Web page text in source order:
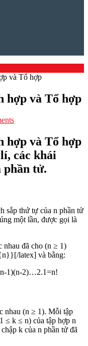
và Tổ hợp
hợp và Tổ hợp
hợp và Tổ hợp
các khái
phần tử.
sắp thứ tự của n phần tử
một lần, được gọi là
nhau đã cho (n ≥ 1)
latex] và bằng:
1)(n-2)…2.1=n!
nhau (n ≥ 1). Mỗi tập
≤ k ≤ n) của tập hợp n
k của n phần tử đã